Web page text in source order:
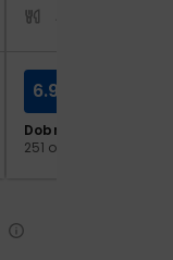
Dobry
251 opinii
6.9